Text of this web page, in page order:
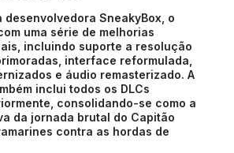
desenvolvedora SneakyBox, o
uma série de melhorias
incluindo suporte a resolução
interface reformulada,
e áudio remasterizado. A
inclui todos os DLCs
consolidando-se como a
da jornada brutal do Capitão
contra as hordas de